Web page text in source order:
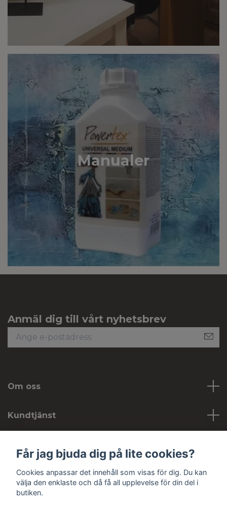
Manualer
Anmäl dig till vårt nyhetsbrev
Om oss
Kundtjänst
Sociala medier
Får jag bjuda dig på lite cookies?
Cookies anpassar det innehåll som visas för dig. Du kan
välja den enklaste och då få all upplevelse för din del i
butiken.